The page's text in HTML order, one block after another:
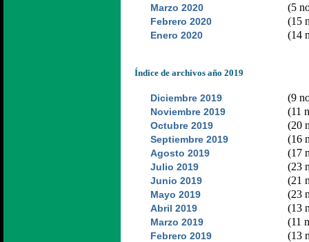
Marzo 2020 (5
Febrero 2020 (15
Enero 2020 (14
Índice de archivos año 2019
Diciembre 2019 (9
Noviembre 2019 (11
Octubre 2019 (20
Septiembre 2019 (16
Agosto 2019 (17
Julio 2019 (23
Junio 2019 (21
Mayo 2019 (23
Abril 2019 (13
Marzo 2019 (11
Febrero 2019 (13